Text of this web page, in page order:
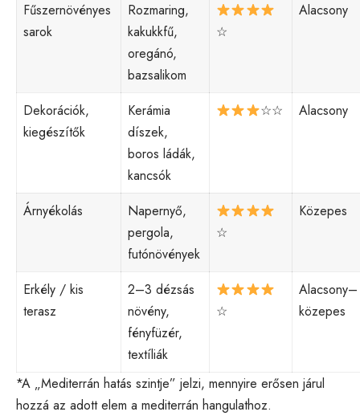
Fűszernövényes
sarok
Rozmaring,
kakukkfű,
oregánó,
bazsalikom
☆
Alacsony
Dekorációk,
kiegészítők
Kerámia
díszek,
boros ládák,
kancsók
☆☆ Alacsony
Árnyékolás
Napernyő,
pergola,
futónövények
☆
Közepes
Erkély / kis
terasz
2–3 dézsás
növény,
fényfüzér,
textíliák
☆
Alacsony–
közepes
*A „Mediterrán hatás szintje” jelzi, mennyire erősen járul
hozzá az adott elem a mediterrán hangulathoz.